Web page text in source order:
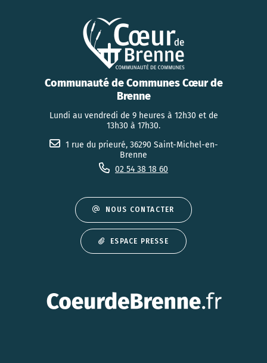
Communauté de Communes Cœur de
Brenne
Lundi au vendredi de 9 heures à 12h30 et de
13h30 à 17h30.
1 rue du prieuré, 36290 Saint-Michel-en-
Brenne
02 54 38 18 60
NOUS CONTACTER
ESPACE PRESSE